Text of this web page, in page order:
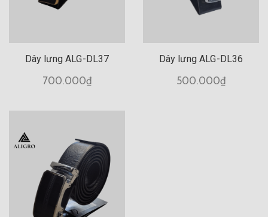
Dây lưng ALG-DL37
700.000₫
Dây lưng ALG-DL36
500.000₫